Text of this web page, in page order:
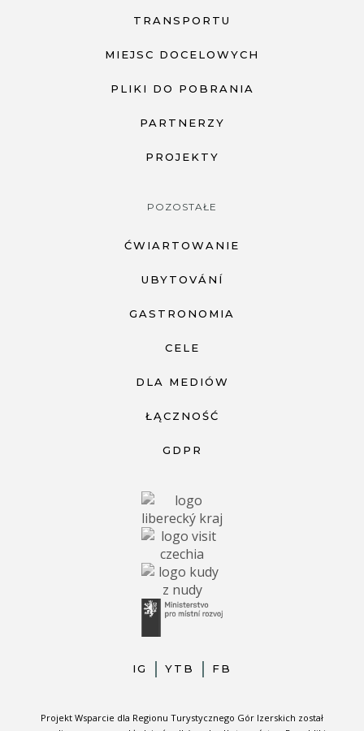
TRANSPORTU
MIEJSC DOCELOWYCH
PLIKI DO POBRANIA
PARTNERZY
PROJEKTY
POZOSTAŁE
ĆWIARTOWANIE
UBYTOVÁNÍ
GASTRONOMIA
CELE
DLA MEDIÓW
ŁĄCZNOŚĆ
GDPR
IG YTB FB
Projekt Wsparcie dla Regionu Turystycznego Gór Izerskich został